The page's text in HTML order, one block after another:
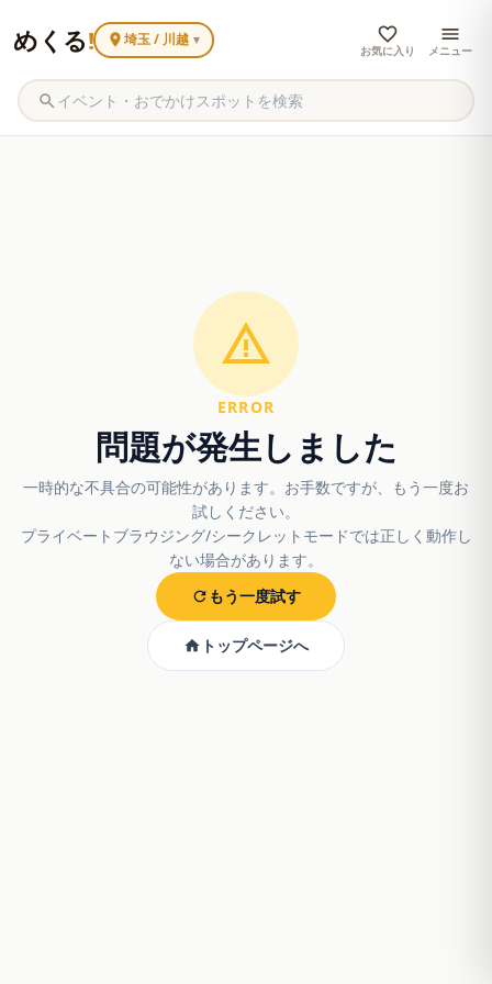
めくる! 埼玉 / 川越 ▼
お気に入り メニュー
ERROR
問題が発生しました
一時的な不具合の可能性があります。お手数ですが、もう一度お
試しください。
プライベートブラウジング/シークレットモードでは正しく動作し
ない場合があります。
もう一度試す
トップページへ